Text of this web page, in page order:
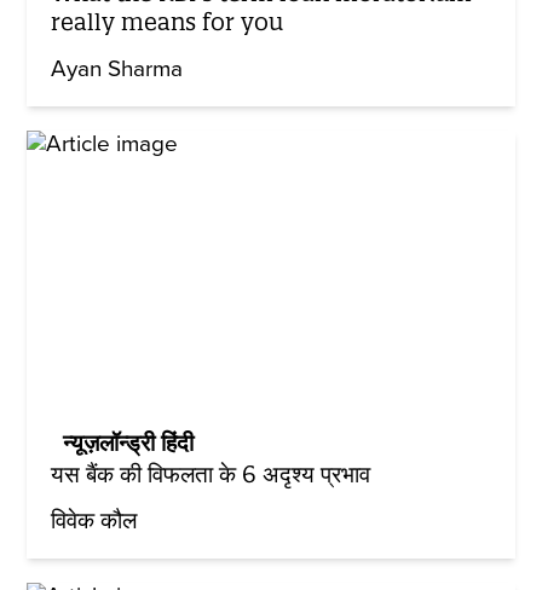
really means for you
Ayan Sharma
न्यूज़लॉन्ड्री हिंदी
यस बैंक की विफलता के 6 अदृश्य प्रभाव
विवेक कौल